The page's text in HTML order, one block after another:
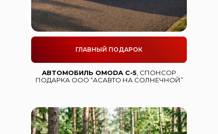
АВТОМОБИЛЬ OMODA C-5 , СПОНСОР
ПОДАРКА ООО “АСАВТО НА СОЛНЕЧНОЙ”
ГЛАВНЫЙ ПОДАРОК